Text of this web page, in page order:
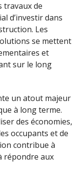
travaux de
d’investir dans
Les
se mettent
et
sur le long
un atout majeur
à long terme.
des économies,
occupants et de
contribue à
répondre aux